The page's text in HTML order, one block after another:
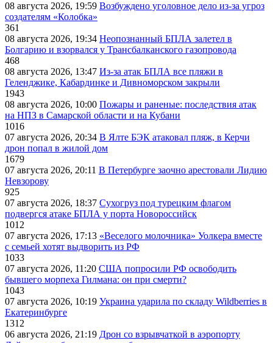
08 августа 2026, 19:59 Возбуждено уголовное дело из-за угроз
создателям «Колобка»
361
08 августа 2026, 19:34 Неопознанный БПЛА залетел в
Болгарию и взорвался у Трансбалканского газопровода
468
08 августа 2026, 13:47 Из-за атак БПЛА все пляжи в
Геленджике, Кабардинке и Дивноморском закрыли
1943
08 августа 2026, 10:00 Пожары и раненые: последствия атак
на НПЗ в Самарской области и на Кубани
1016
07 августа 2026, 20:34 В Ялте БЭК атаковал пляж, в Керчи
дрон попал в жилой дом
1679
07 августа 2026, 20:11 В Петербурге заочно арестовали Лидию
Невзорову
925
07 августа 2026, 18:37 Сухогруз под турецким флагом
подвергся атаке БПЛА у порта Новороссийск
1012
07 августа 2026, 17:13 «Веселого молочника» Уолкера вместе
с семьей хотят выдворить из РФ
1033
07 августа 2026, 11:20 США попросили РФ освободить
бывшего морпеха Гилмана: он при смерти?
1043
07 августа 2026, 10:19 Украина ударила по складу Wildberries в
Екатеринбурге
1312
06 августа 2026, 21:19 Дрон со взрывчаткой в аэропорту